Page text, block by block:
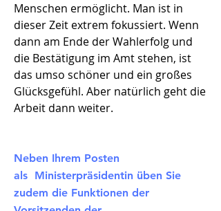
Menschen ermöglicht. Man ist in
dieser Zeit extrem fokussiert. Wenn
dann am Ende der Wahlerfolg und
die Bestätigung im Amt stehen, ist
das umso schöner und ein großes
Glücksgefühl. Aber natürlich geht die
Arbeit dann weiter.
Neben Ihrem Posten
als Ministerpräsidentin üben Sie
zudem die Funktionen der